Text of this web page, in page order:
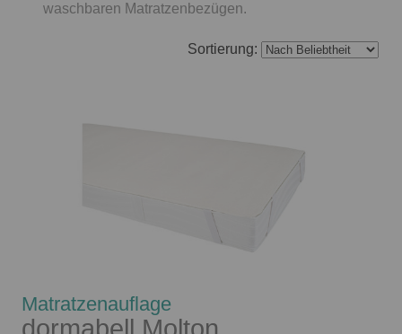
waschbaren Matratzenbezügen.
Sortierung:
Matratzenauflage
dormabell Molton